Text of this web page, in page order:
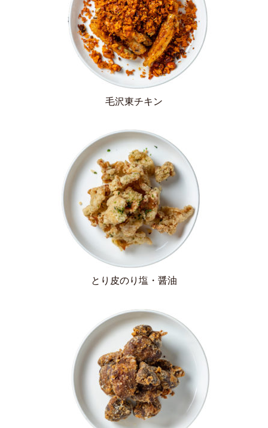
毛沢東チキン
とり皮のり塩・醤油